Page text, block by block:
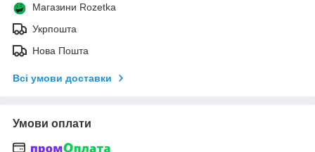
Магазини Rozetka
Укрпошта
Нова Пошта
Всі умови доставки
Умови оплати